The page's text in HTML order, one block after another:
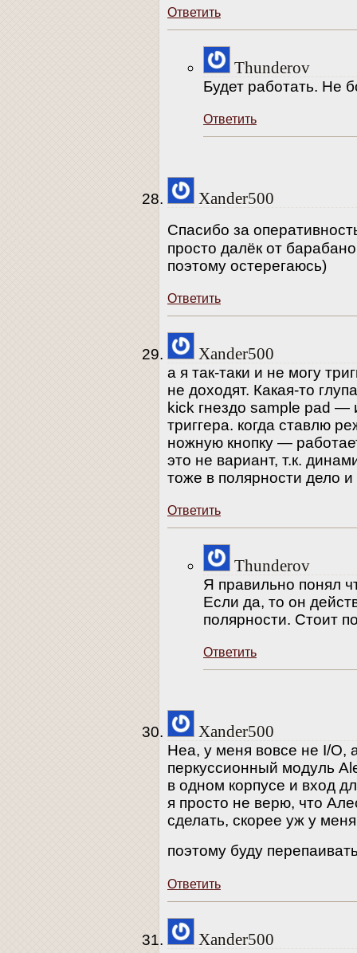
Ответить
Thunderov
Будет работать. Не
Ответить
Xander500
Спасибо за
просто далёк от
поэтому остерегаюсь)
Ответить
Xander500
а я так-таки и не могу
не доходят. Какая-то
kick гнездо sample pad —
триггера. когда ставлю
ножную кнопку —
это не вариант, т.к.
тоже в полярности дело
Ответить
Thunderov
Я правильно понял
Если да, то он
полярности. Стоит
Ответить
Xander500
Неа, у меня вовсе не I/O,
перкуссионный модуль
в одном корпусе и вход
я просто не верю, что
сделать, скорее уж у
поэтому буду
Ответить
Xander500